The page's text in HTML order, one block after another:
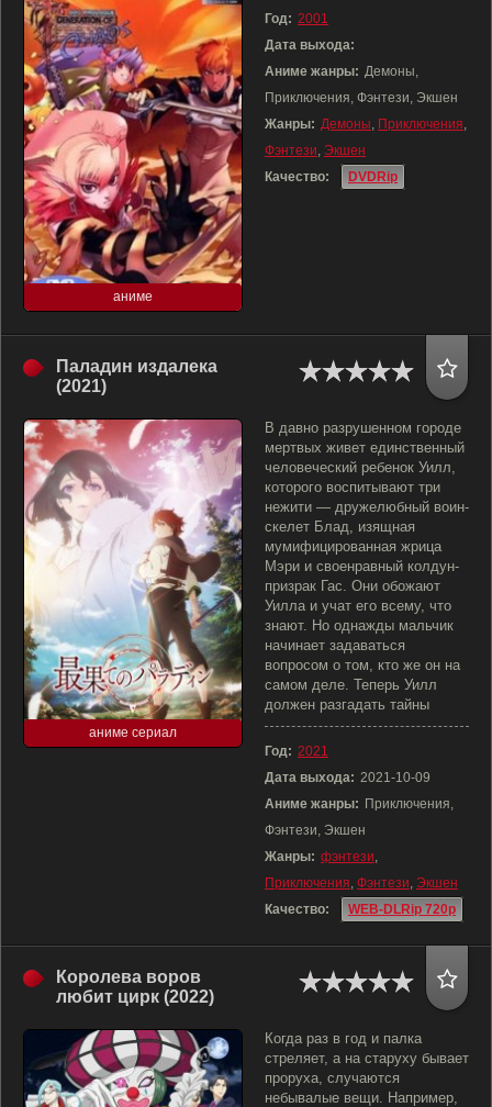
аниме
Год: 2001
Дата выхода:
Аниме жанры: Демоны,
Приключения, Фэнтези, Экшен
Жанры: Демоны, Приключения,
Фэнтези, Экшен
Качество:
DVDRip
Паладин издалека
(2021)
аниме сериал
В давно разрушенном городе
мертвых живет единственный
человеческий ребенок Уилл,
которого воспитывают три
нежити — дружелюбный воин-
скелет Блад, изящная
мумифицированная жрица
Мэри и своенравный колдун-
призрак Гас. Они обожают
Уилла и учат его всему, что
знают. Но однажды мальчик
начинает задаваться
вопросом о том, кто же он на
самом деле. Теперь Уилл
должен разгадать тайны
Год: 2021
Дата выхода: 2021-10-09
Аниме жанры: Приключения,
Фэнтези, Экшен
Жанры: фэнтези,
Приключения, Фэнтези, Экшен
Качество:
WEB-DLRip 720p
Королева воров
любит цирк (2022)
Когда раз в год и палка
стреляет, а на старуху бывает
проруха, случаются
небывалые вещи. Например,